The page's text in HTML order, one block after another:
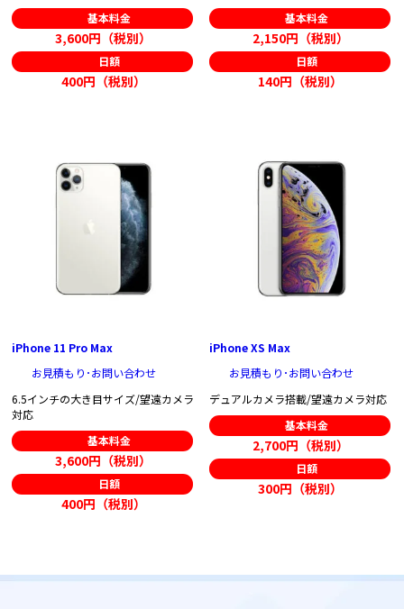
基本料金
3,600円（税別）
日額
400円（税別）
基本料金
2,150円（税別）
日額
140円（税別）
iPhone 11 Pro Max
お見積もり･お問い合わせ
6.5インチの大き目サイズ/望遠カメラ
対応
基本料金
3,600円（税別）
日額
400円（税別）
iPhone XS Max
お見積もり･お問い合わせ
デュアルカメラ搭載/望遠カメラ対応
基本料金
2,700円（税別）
日額
300円（税別）